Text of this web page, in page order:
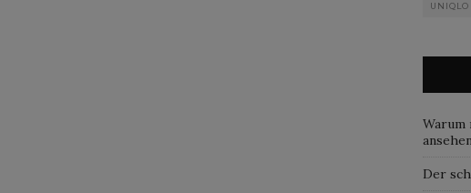
UNIQLO
Warum
Der